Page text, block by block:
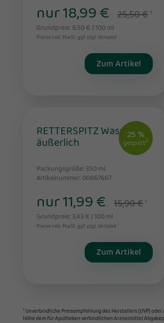
nur 18,99 € 25,50 € 1
Grundpreis: 9,50 € / 100 ml
Preise inkl. MwSt. ggf. zzgl. Versand
Zum Artikel
25 %
gespart2
RETTERSPITZ Wasser
äußerlich
Packungsgröße: 350 ml
Artikelnummer: 00867667
nur 11,99 € 15,90 € 1
Grundpreis: 3,43 € / 100 ml
Preise inkl. MwSt. ggf. zzgl. Versand
Zum Artikel
1 Unverbindliche Preisempfehlung des Herstellers (UVP)
Höhe dem für Apotheken verbindlichen Arzneimittel